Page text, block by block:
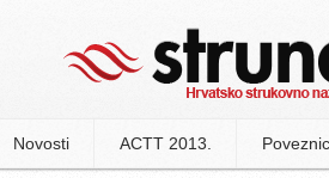
Novosti ACTT 2013.